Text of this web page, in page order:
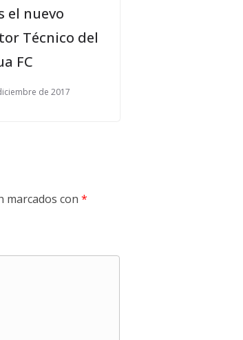
el nuevo
Técnico del
FC
de 2017
marcados con *